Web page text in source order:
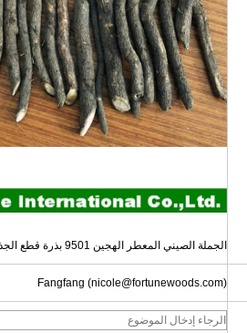
الجملة الصيني المعطر الهجين 9501 بذرة قطع الجذر
Fangfang (nicole@fortunewoods.com)